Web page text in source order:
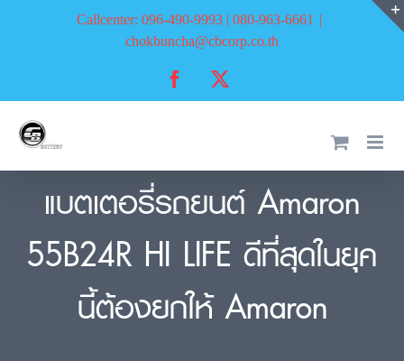
Callcenter: 096-490-9993 | 080-963-6661 |
chokbuncha@cbcorp.co.th
Facebook
แบตเตอรี่รถยนต์ Amaron
55B24R HI LIFE ดีที่สุดในยุค
นี้ต้องยกให้ Amaron